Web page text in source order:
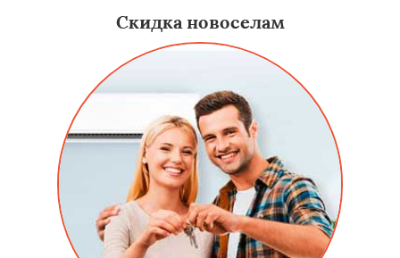
Скидка новоселам